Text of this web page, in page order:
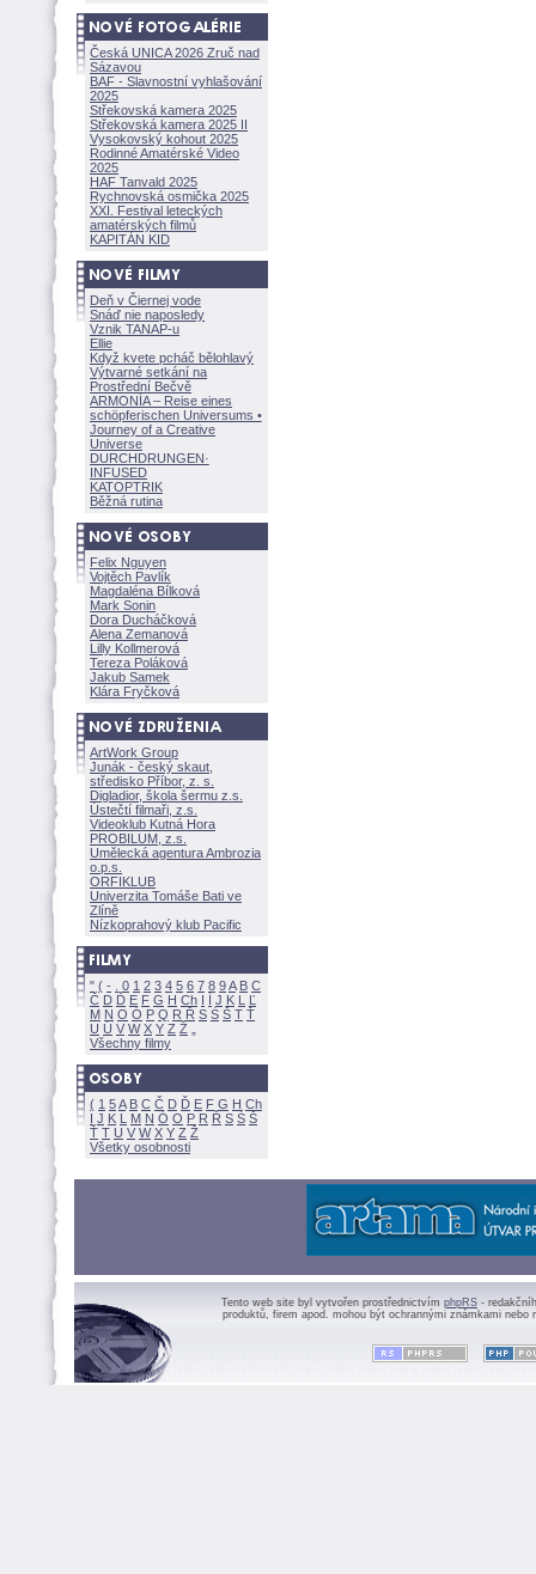
Česká UNICA 2026 Zruč nad
Sázavou
BAF - Slavnostní vyhlašování
2025
Střekovská kamera 2025
Střekovská kamera 2025 II
Vysokovský kohout 2025
Rodinné Amatérské Video
2025
HAF Tanvald 2025
Rychnovská osmička 2025
XXI. Festival leteckých
amatérských filmů
KAPITÁN KID
Deň v Čiernej vode
Snáď nie naposledy
Vznik TANAP-u
Ellie
Když kvete pcháč bělohlavý
Výtvarné setkání na
Prostřední Bečvě
ARMONÍA – Reise eines
schöpferischen Universums •
Journey of a Creative
Universe
DURCHDRUNGEN·
INFUSED
KATOPTRIK
Běžná rutina
Felix Nguyen
Vojtěch Pavlík
Magdaléna Bílkov
Mark Sonin
Dora Ducháčkov
Alena Zemanov
Lilly Kollmerov
Tereza Polákov
Jakub Samek
Klára Fryčkov
ArtWork Group
Junák - český skaut,
středisko Příbor, z. s.
Digladior, škola šermu z.s.
Ústečtí filmaři, z.s.
Videoklub Kutná Hora
PROBILUM, z.s.
Umělecká agentura Ambrozia
o.p.s.
ORFIKLUB
Univerzita Tomáše Bati ve
Zlíně
Nízkoprahový klub Pacific
" ( - 0 1 2 3 4 5 6 7 8 9A B C
Č D Ď E F G H Ch I Í J K L
Ľ
M N O Ó P Q R Ř S Ś T Ť
U Ú V W X Y Z
Všechny filmy
( 1 5A B C Č D Ď E F G H Ch
I J K L M N Ó O P R Ř S Ś
Ť T U V W X Y Z
Všetky osobnosti
Tento web site byl vytvořen prostřednictvím phpRS -
produktů, firem apod. mohou být ochrannými známkami